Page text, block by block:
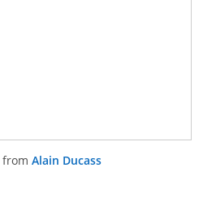
from Alain Ducass